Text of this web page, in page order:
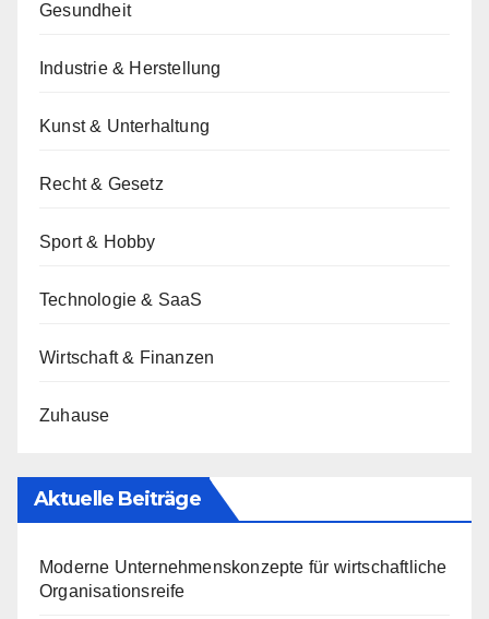
Gesundheit
Industrie & Herstellung
Kunst & Unterhaltung
Recht & Gesetz
Sport & Hobby
Technologie & SaaS
Wirtschaft & Finanzen
Zuhause
Aktuelle Beiträge
Moderne Unternehmenskonzepte für wirtschaftliche
Organisationsreife